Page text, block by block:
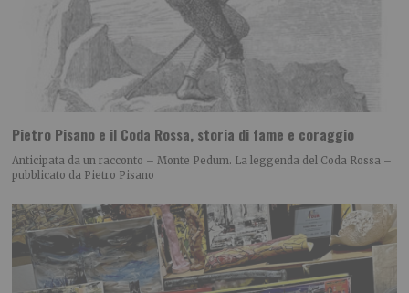
Pietro Pisano e il Coda Rossa, storia di fame e coraggio
Anticipata da un racconto – Monte Pedum. La leggenda del Coda Rossa –
pubblicato da Pietro Pisano